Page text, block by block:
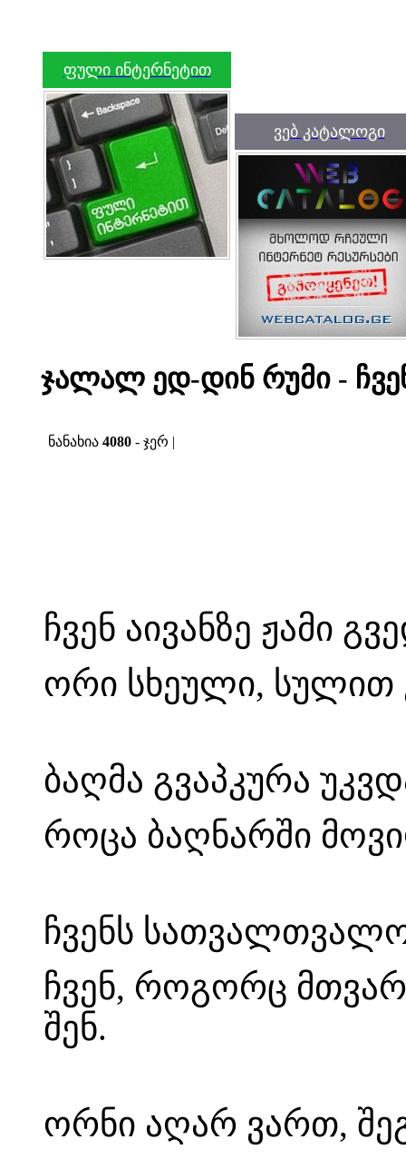
ფული ინტერნეტით
ვებ კატალოგი
ჯალალ ედ-დინ რუმი -
ნანახია 4080 - ჯერ |
ჩვენ აივანზე ჟამი
ორი სხეული, სულით
ბაღმა გვაპკურა
როცა ბაღნარში
ჩვენს
ჩვენ, როგორც
შენ.
ორნი აღარ ვართ,